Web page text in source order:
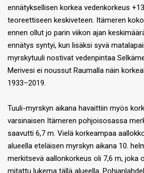
ennätyksellisen korkea vedenkorkeus
teoreettiseen keskiveteen. Itämeren
ennen ollut jo parin viikon ajan
ennätys syntyi, kun lisäksi syvä
myrskytuuli nostivat vedenpintaa
Merivesi ei noussut Raumalla näin
1933–2019.
Tuuli-myrskyn aikana havaittiin myös
varsinaisen Itämeren pohjoisosassa
saavutti 6,7 m. Vielä korkeampaa
alueella eteläisen myrskyn aikana 10.
merkitsevä aallonkorkeus oli 7,6 m, joka
mitattu lukema tällä alueella.